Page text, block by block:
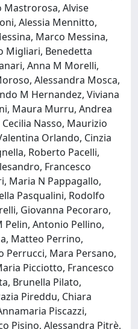
Mastrorosa, Alvise
Alessia Mennitto,
Marco Messina,
Migliari, Benedetta
Anna M Morelli,
Alessandra Mosca,
M Hernandez, Viviana
Maura Murru, Andrea
Nasso, Maurizio
Orlando, Cinzia
Roberto Pacelli,
Francesco
Maria N Pappagallo,
Pasqualini, Rodolfo
Giovanna Pecoraro,
Pelin, Antonio Pellino,
Matteo Perrino,
Perrucci, Mara Persano,
Picciotto, Francesco
Brunella Pilato,
Pireddu, Chiara
Piscazzi,
Pisino, Alessandra Pitrè,